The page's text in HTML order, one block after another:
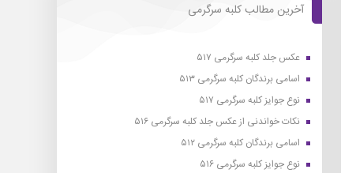
آخرین مطالب کلبه سرگرمی
عکس جلد کلبه سرگرمی ۵۱۷
اسامی برندگان کلبه سرگرمی ۵۱۳
نوع جوایز کلبه سرگرمی ۵۱۷
نکات خواندنی از عکس جلد کلبه سرگرمی ۵۱۶
اسامی برندگان کلبه سرگرمی ۵۱۲
نوع جوایز کلبه سرگرمی ۵۱۶